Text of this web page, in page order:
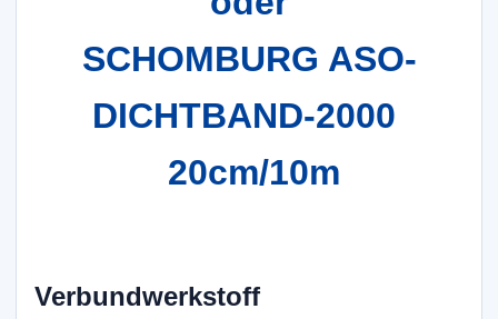
SCHOMBURG ASO-
DICHTBAND-2000
20cm/10m
Verbundwerkstoff